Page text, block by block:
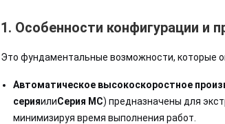
1. Особенности конфигурации и
Это фундаментальные возможности, которые
Автоматическое высокоскоростное
серияилиСерия MC) предназначены для
минимизируя время выполнения работ.